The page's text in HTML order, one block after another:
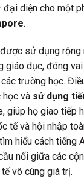
đại diện cho một
.
sử dụng rộng
giáo dục, đóng
trường học.
học và sử dụng
giúp họ giao tiếp
tế và hội nhập
hiểu cách tiếng
nối giữa các
vô cùng giá trị.